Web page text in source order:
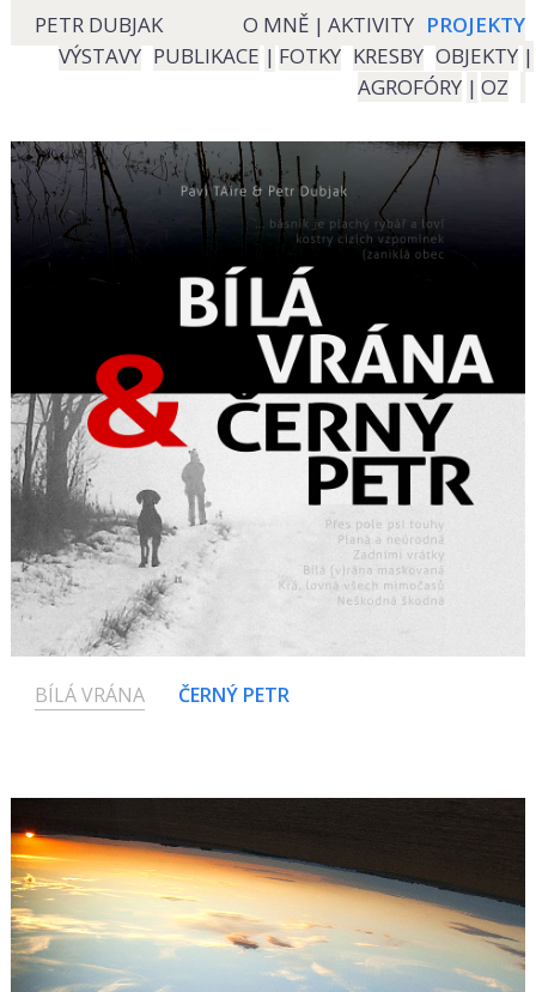
PETR DUBJAK O MNĚ | AKTIVITY PROJEKTY
VÝSTAVY PUBLIKACE | FOTKY KRESBY OBJEKTY |
AGROFÓRY | OZ
BÍLÁ VRÁNA ČERNÝ PETR